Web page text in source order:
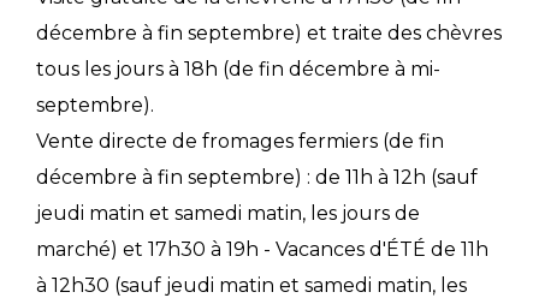
décembre à fin septembre) et traite des chèvres
tous les jours à 18h (de fin décembre à mi-
septembre).
Vente directe de fromages fermiers (de fin
décembre à fin septembre) : de 11h à 12h (sauf
jeudi matin et samedi matin, les jours de
marché) et 17h30 à 19h - Vacances d'ÉTÉ de 11h
à 12h30 (sauf jeudi matin et samedi matin, les